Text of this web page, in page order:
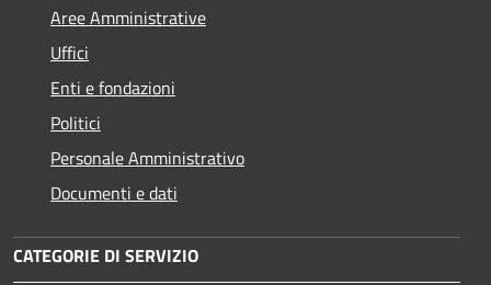
Aree Amministrative
Uffici
Enti e fondazioni
Politici
Personale Amministrativo
Documenti e dati
CATEGORIE DI SERVIZIO